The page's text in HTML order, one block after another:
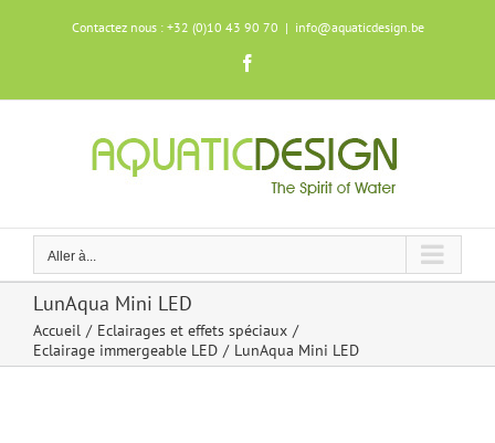
Contactez nous : +32 (0)10 43 90 70 | info@aquaticdesign.be
Aller à...
LunAqua Mini LED
Accueil
Eclairages et effets spéciaux
Eclairage immergeable LED
LunAqua Mini LED